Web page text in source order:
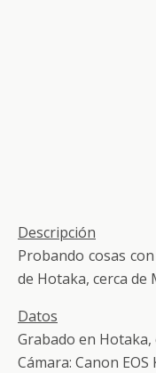
Descripción
Probando cosas
de Hotaka, cerca de
Datos
Grabado en Hotaka,
Cámara: Canon EOS